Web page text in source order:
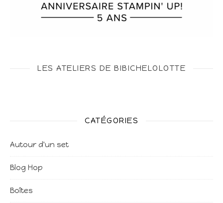
LES ATELIERS DE BIBICHELOLOTTE
CATÉGORIES
Autour d'un set
Blog Hop
Boîtes